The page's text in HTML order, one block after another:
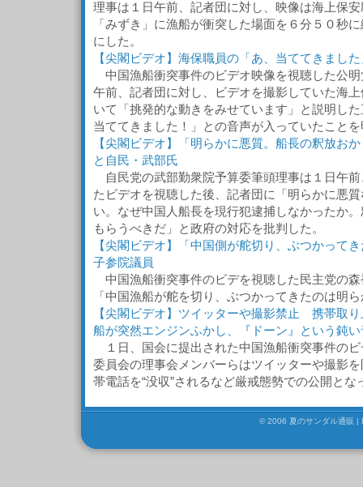
理事は１日午前、記者団に対し、映像は海上保
「みずき」に漁船が衝突した場面を６分５０秒
にした。
【尖閣ビデオ】海保職員の「あ、当ててきまし
中国漁船衝突事件のビデオ映像を視聴した公
午前、記者団に対し、ビデオを撮影していた海
いて「挑発的な動きをみせています」と説明し
当ててきました！」との音声が入っていたこと
【尖閣ビデオ】「明らかに悪質。船長の釈放お
と自民・武部氏
自民党の武部勤衆院予算委筆頭理事は１日午
たビデオを視聴した後、記者団に「明らかに悪
い。なぜ中国人船長を現行犯逮捕しなかったか
もらうべきだ」と政府の対応を批判した。
【尖閣ビデオ】「中国側が舵切り、ぶつかって
子参院議員
中国漁船衝突事件のビデを視聴した民主党の
「中国漁船が舵を切り、ぶつかってきたのは明
【尖閣ビデオ】ツイッターや撮影禁止 携帯取
船が突然エンジンふかし、『ドーン』という鈍
１日、国会に提出された中国漁船衝突事件の
委員会の理事会メンバーらはツイッターや撮影
帯電話を“没収”されるなど厳戒態勢での公開とな
© 2006 夏のサンダル通販 |